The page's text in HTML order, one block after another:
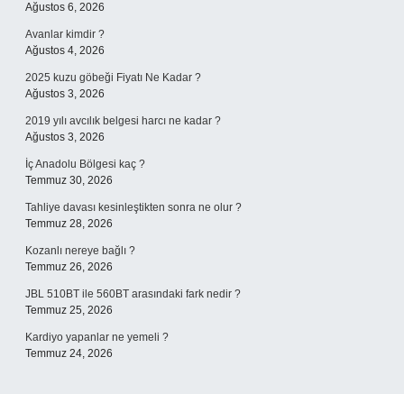
Ağustos 6, 2026
Avanlar kimdir ?
Ağustos 4, 2026
2025 kuzu göbeği Fiyatı Ne Kadar ?
Ağustos 3, 2026
2019 yılı avcılık belgesi harcı ne kadar ?
Ağustos 3, 2026
İç Anadolu Bölgesi kaç ?
Temmuz 30, 2026
Tahliye davası kesinleştikten sonra ne olur ?
Temmuz 28, 2026
Kozanlı nereye bağlı ?
Temmuz 26, 2026
JBL 510BT ile 560BT arasındaki fark nedir ?
Temmuz 25, 2026
Kardiyo yapanlar ne yemeli ?
Temmuz 24, 2026